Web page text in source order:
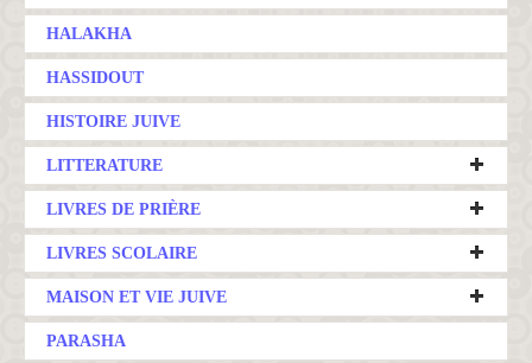
HALAKHA
HASSIDOUT
HISTOIRE JUIVE
LITTERATURE
LIVRES DE PRIÈRE
LIVRES SCOLAIRE
MAISON ET VIE JUIVE
PARASHA